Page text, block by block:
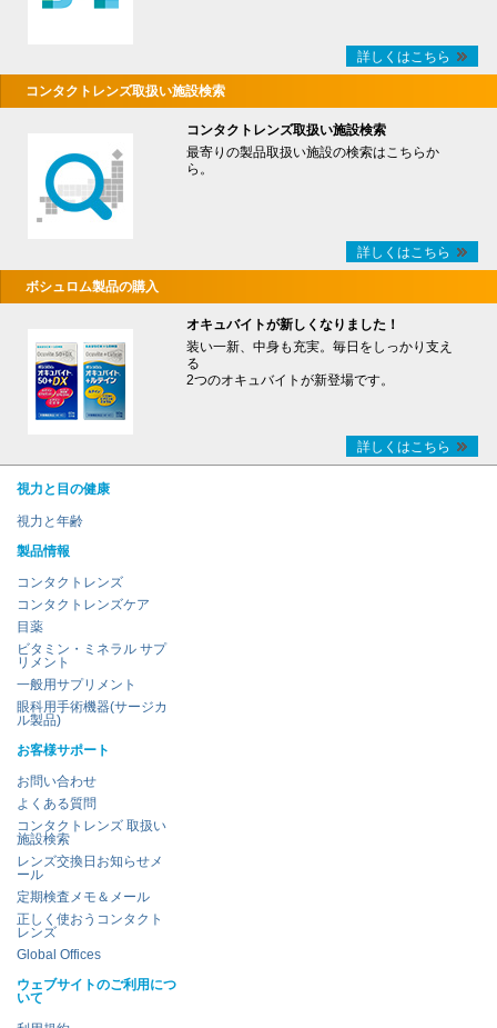
詳しくはこちら
コンタクトレンズ取扱い施設検索
コンタクトレンズ取扱い施設検索
最寄りの製品取扱い施設の検索はこちらか
ら。
詳しくはこちら
ボシュロム製品の購入
オキュバイトが新しくなりました！
装い一新、中身も充実。毎日をしっかり支え
る
2つのオキュバイトが新登場です。
詳しくはこちら
視力と目の健康
視力と年齢
製品情報
コンタクトレンズ
コンタクトレンズケア
目薬
ビタミン・ミネラル サプ
リメント
一般用サプリメント
眼科用手術機器(サージカ
ル製品)
お客様サポート
お問い合わせ
よくある質問
コンタクトレンズ 取扱い
施設検索
レンズ交換日お知らせメ
ール
定期検査メモ＆メール
正しく使おうコンタクト
レンズ
Global Offices
ウェブサイトのご利用につ
いて